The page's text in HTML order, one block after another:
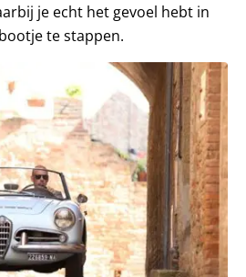
je echt het gevoel hebt in
te stappen.